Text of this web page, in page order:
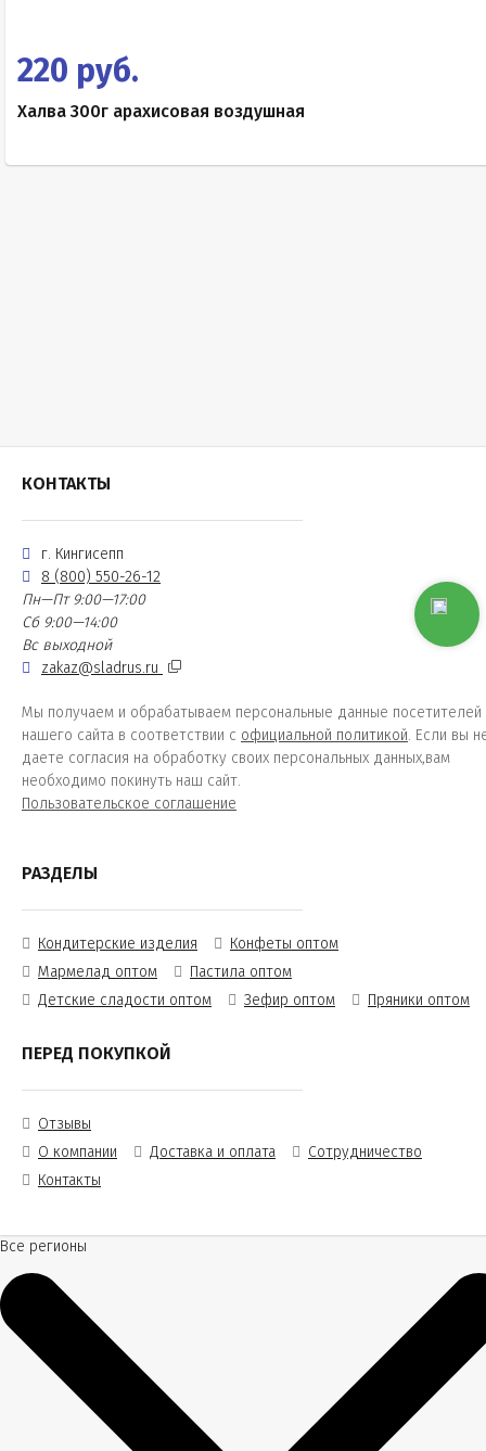
220 руб.
Халва 300г арахисовая воздушная
КОНТАКТЫ
г. Кингисепп
8 (800) 550-26-12
Пн—Пт 9:00—17:00
Сб 9:00—14:00
Вс выходной
zakaz@sladrus.ru
Мы получаем и обрабатываем персональные данные посетителей
нашего сайта в соответствии с официальной политикой. Если вы
даете согласия на обработку своих персональных данных,вам
необходимо покинуть наш сайт.
Пользовательское соглашение
РАЗДЕЛЫ
Кондитерские изделия
Конфеты оптом
Мармелад оптом
Пастила оптом
Детские сладости оптом
Зефир оптом Пряники оптом
ПЕРЕД ПОКУПКОЙ
Отзывы
О компании
Доставка и оплата
Сотрудничество
Контакты
Все регионы